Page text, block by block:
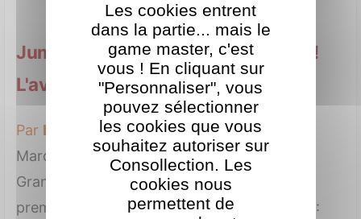
Jumanji : Bienvenue dans la Jungle !
L'avant-première au Grand Rex
Par Lara
le 7 décembre 2017
Mardi soir se tenait un gros événement au
Grand Rex à Paris, c'était en effet l'avant-
première française du nouveau film Jumanji :
Les cookies entrent
dans la partie... mais le
game master, c'est
vous ! En cliquant sur
"Personnaliser", vous
pouvez sélectionner
les cookies que vous
souhaitez autoriser sur
Consollection. Les
cookies nous
permettent de